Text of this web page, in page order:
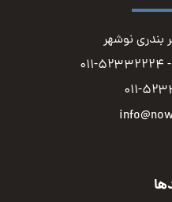
بندری نوشهر